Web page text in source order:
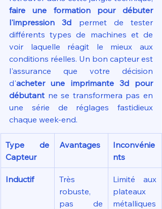
faire une formation pour débuter
l'impression 3d permet de tester
différents types de machines et de
voir laquelle réagit le mieux aux
conditions réelles. Un bon capteur est
l'assurance que votre décision
d'acheter une imprimante 3d pour
débutant ne se transformera pas en
une série de réglages fastidieux
chaque week-end.
Type de
Capteur
Avantages
Inconvénie
nts
Inductif
Très
robuste,
pas de
Limité aux
plateaux
métalliques